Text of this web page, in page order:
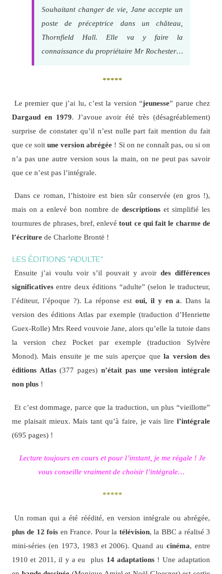
Souhaitant changer de vie, Jane accepte un
poste de préceptrice dans un château,
Thornfield Hall. Elle va y faire la
connaissance du propriétaire Mr Rochester…
*****
Le premier que j’ai lu, c’est la version “jeunesse” parue chez
Dargaud en 1979. J’avoue avoir été très (désagréablement)
surprise de constater qu’il n’est nulle part fait mention du fait
que ce soitune version abrégée ! Si on ne connaît pas, ou si on
n’a pas une autre version sous la main, on ne peut pas savoir
que ce n’est pas l’intégrale.
Dans ce roman, l’histoire est bien sûr conservée (en gros !),
mais on a enlevé bon nombre dedescriptions et simplifié les
tournures de phrases, bref, enlevétout ce qui fait le charme de
l’écriturede Charlotte Brontë !
LES ÉDITIONS “ADULTE”
Ensuite j’ai voulu voir s’il pouvait y avoirdes différences
significativesentre deux éditions “adulte” (selon le traducteur,
l’éditeur, l’époque ?). La réponse est oui, il y en a. Dans la
version des éditions Atlas par exemple (traduction d’Henriette
Guex-Rolle) Mrs Reed vouvoie Jane, alors qu’elle la tutoie dans
la version chez Pocket par exemple (traduction Sylvère
Monod). Mais ensuite je me suis aperçue quela version des
éditions Atlas(377 pages) n’était pas une version intégrale
non plus!
Et c’est dommage, parce que la traduction, un plus “vieillotte”
me plaisait mieux. Mais tant qu’à faire, je vais lirel’intégrale
(695 pages) !
Lecture toujours en cours et pour l’instant, je me régale ! Je
vous conseille vraiment de choisir l’intégrale…
*****
Un roman qui a été réédité, en version intégrale ou abrégée,
plus de 12 fois en France. Pour la télévision, la BBC a réalisé 3
mini-séries (en 1973, 1983 et 2006). Quand aucinéma, entre
1910 et 2011, il y a eu plus 14 adaptations! Une adaptation